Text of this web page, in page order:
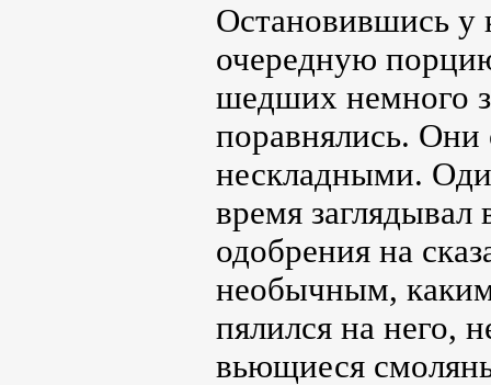
Остановившись у
очередную
шедших немного
поравнялись.
нескладными.
время заглядывал
одобрения на
необычным,
пялился на него,
вьющиеся